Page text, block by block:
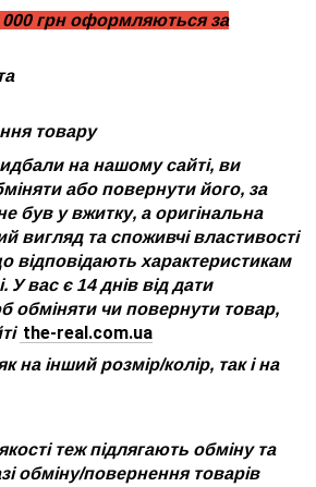
грн оформляються за
товару
на нашому сайті, ви
або повернути його, за
був у вжитку, а оригінальна
вигляд та споживчі властивості
відповідають характеристикам
У вас є 14 днів від дати
обміняти чи повернути товар,
the-real.com.ua
на інший розмір/колір, так і на
теж підлягають обміну та
обміну/повернення товарів